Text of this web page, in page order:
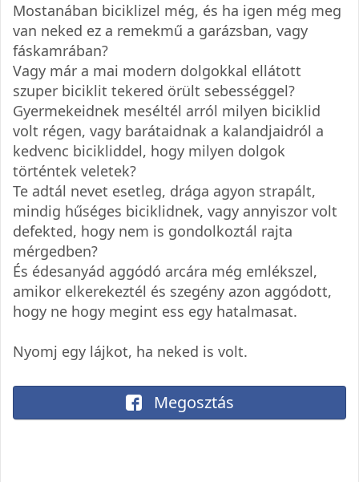
Mostanában biciklizel még, és ha igen még meg
van neked ez a remekmű a garázsban, vagy
fáskamrában?
Vagy már a mai modern dolgokkal ellátott
szuper biciklit tekered örült sebességgel?
Gyermekeidnek meséltél arról milyen biciklid
volt régen, vagy barátaidnak a kalandjaidról a
kedvenc bicikliddel, hogy milyen dolgok
történtek veletek?
Te adtál nevet esetleg, drága agyon strapált,
mindig hűséges biciklidnek, vagy annyiszor volt
defekted, hogy nem is gondolkoztál rajta
mérgedben?
És édesanyád aggódó arcára még emlékszel,
amikor elkerekeztél és szegény azon aggódott,
hogy ne hogy megint ess egy hatalmasat.
Nyomj egy lájkot, ha neked is volt.
Megosztás